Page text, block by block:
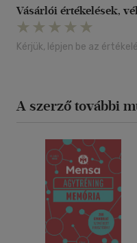
Vásárlói értékelések,
Kérjük, lépjen be az
A szerző további